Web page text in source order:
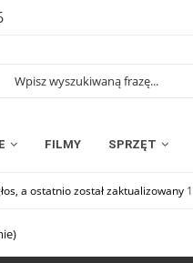
FILMY SPRZĘT
a ostatnio został zaktualizowany